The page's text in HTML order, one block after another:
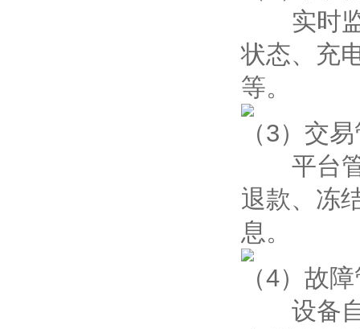
实时监
状态、充
等。
（3）交
平台管
退款、冻
息。
（4）故
设备自